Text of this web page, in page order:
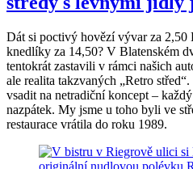
Dát si poctivý hovězí vývar za 2,50
knedlíky za 14,50? V Blatenském
tentokrát zastavili v rámci našich
ale realita takzvaných „Retro
vsadit na netradiční koncept –
nazpátek. My jsme u toho byli ve
restaurace vrátila do roku 1989.